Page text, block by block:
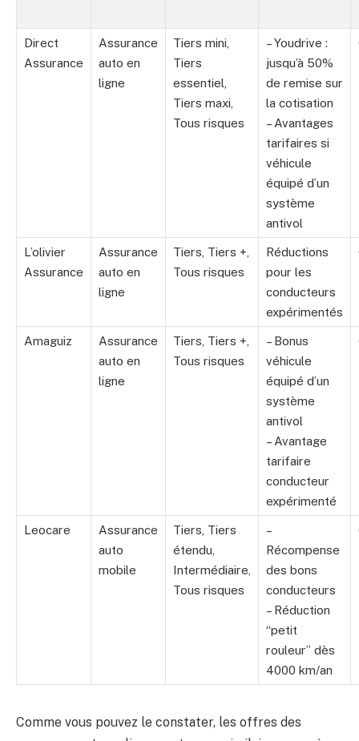
Direct
Assurance
Assurance
auto en
ligne
Tiers mini,
Tiers
essentiel,
Tiers maxi,
Tous risques
– Youdrive :
jusqu’à 50%
de remise sur
la cotisation
– Avantages
tarifaires si
véhicule
équipé d’un
système
antivol
L’olivier
Assurance
Assurance
auto en
ligne
Tiers, Tiers +,
Tous risques
Réductions
pour les
conducteurs
expérimentés
Amaguiz
Assurance
auto en
ligne
Tiers, Tiers +,
Tous risques
– Bonus
véhicule
équipé d’un
système
antivol
– Avantage
tarifaire
conducteur
expérimenté
Leocare
Assurance
auto
mobile
Tiers, Tiers
étendu,
Intermédiaire,
Tous risques
–
Récompense
des bons
conducteurs
– Réduction
“petit
rouleur” dès
4000 km/an
Comme vous pouvez le constater, les offres des